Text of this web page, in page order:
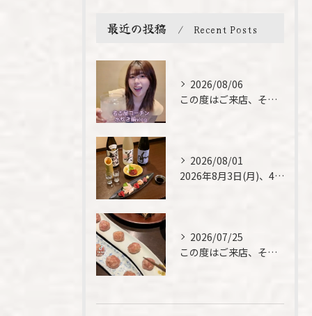
最近の投稿 Recent Posts
2026/08/06
この度はご来店、そして素敵なご紹介誠にありがとうございます✨...
2026/08/01
2026年8月3日(月)、4日(火)は、臨時休業させて頂きま...
2026/07/25
この度はご来店、そして素敵なご紹介誠にありがとうございます✨...